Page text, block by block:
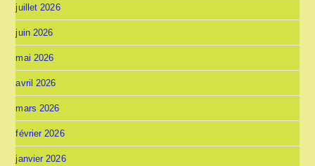
juillet 2026
juin 2026
mai 2026
avril 2026
mars 2026
février 2026
janvier 2026